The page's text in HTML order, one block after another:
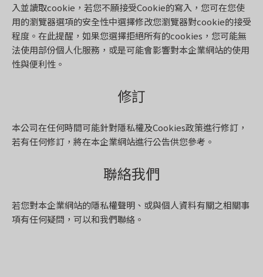
入並讀取cookie，若您不願接受Cookie的寫入，您可在您使
用的瀏覽器選項的安全性中選擇修改您瀏覽器對cookie的接受
程度。在此提醒，如果您選擇拒絕所有的cookies，您可能無
法使用部份個人化服務，或是可能會影響對本企業網站的使用
性與便利性。
修訂
本公司在任何時間可能針對隱私權及Cookies政策進行修訂，
若有任何修訂，將在本企業網站進行公告供您參考。
聯絡我們
若您對本企業網站的隱私權聲明、或與個人資料有關之相關事
項有任何疑問，可以和我們聯絡。